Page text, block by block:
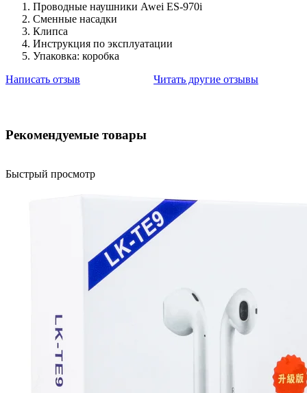
Проводные наушники Awei ES-970i
Сменные насадки
Клипса
Инструкция по эксплуатации
Упаковка: коробка
Написать отзыв
Читать другие отзывы
Рекомендуемые товары
Быстрый просмотр